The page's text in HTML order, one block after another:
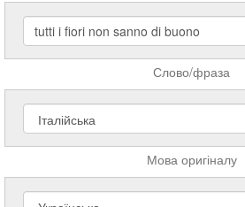
Слово/фраза
Мова оригіналу